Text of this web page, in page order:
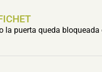
la puerta queda